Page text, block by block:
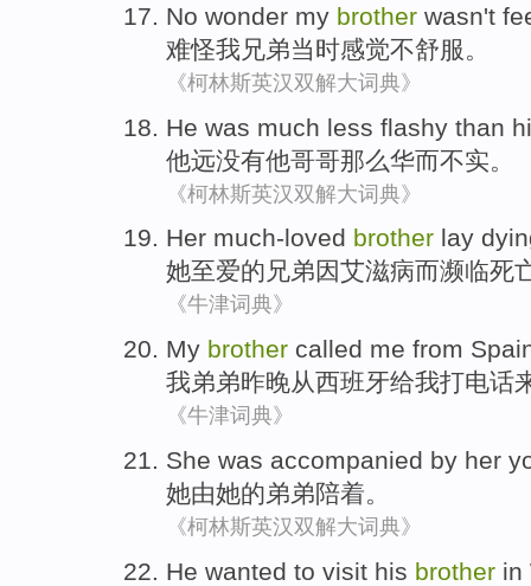
No wonder my brother wasn't
难怪我兄弟当时感觉不舒服。
《柯林斯英汉双解大词典》
He was much less flashy than
他远没有他哥哥那么华而不实 。
《柯林斯英汉双解大词典》
Her much-loved brother lay
她至爱的 兄弟因艾滋病而濒临死
《牛津词典》
My brother called me from
我弟弟昨晚从西班牙给我打电话
《牛津词典》
She was accompanied by her
她由她的弟弟陪着。
《柯林斯英汉双解大词典》
He wanted to visit his brother in